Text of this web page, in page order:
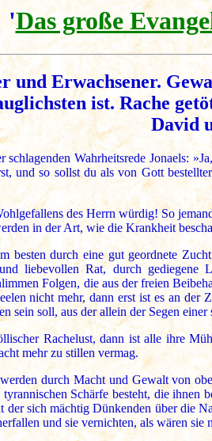
'Das große
Erwachsener.
ist. Rache
David
schlagenden Wahrheitsrede Jonaels:
und so sollst du als von Gott
des Herrn würdig! So
in der Art, wie die Krankheit
besten durch eine gut geordnete
liebevollen Rat, durch
Folgen, die aus der freien
nicht mehr, dann erst ist es an
sein soll, aus der allein der Segen
Rachelust, dann ist alle ihre
mehr zu stillen vermag.
durch Macht und Gewalt von
Schärfe besteht, die ihnen
der sich mächtig Dünkenden über die
und sie vernichten, als wären sie